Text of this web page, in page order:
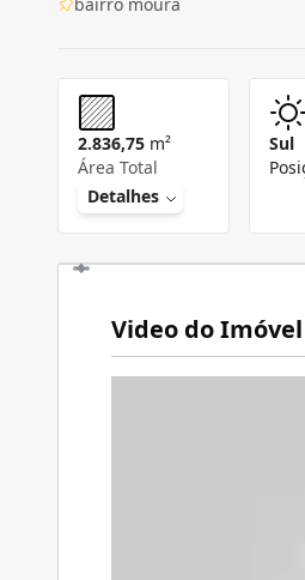
2.836,75 m²
Área Total
Detalhes
Sul
Video do Imóvel